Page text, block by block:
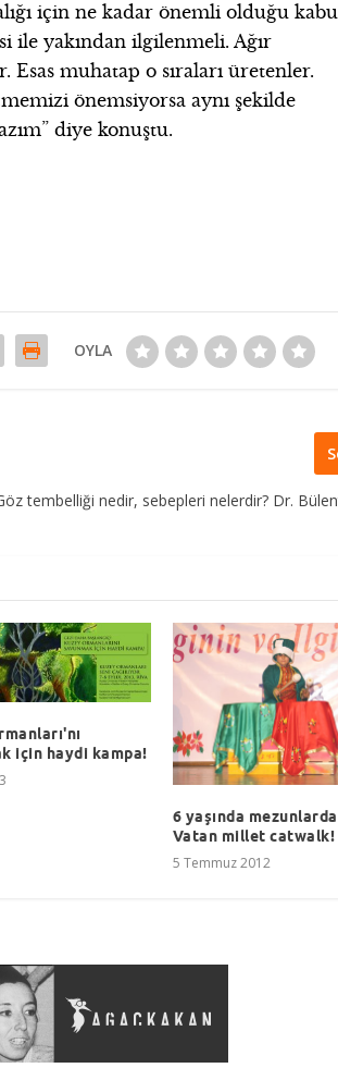
için ne kadar önemli olduğu
ile yakından ilgilenmeli. Ağır
Esas muhatap o sıraları üretenler.
önemsiyorsa aynı şekilde
diye konuştu.
OYLA
tembelliği nedir, sebepleri nelerdir? Dr.
için haydi kampa!
6 yaşında
Vatan millet catwalk!
5 Temmuz 2012